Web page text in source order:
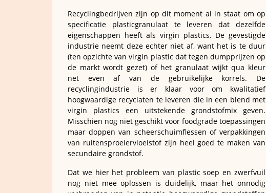
Recyclingbedrijven zijn op dit moment al in staat om op
specificatie plasticgranulaat te leveren dat dezelfde
eigenschappen heeft als virgin plastics. De gevestigde
industrie neemt deze echter niet af, want het is te duur
(ten opzichte van virgin plastic dat tegen dumpprijzen op
de markt wordt gezet) of het granulaat wijkt qua kleur
net even af van de gebruikelijke korrels. De
recyclingindustrie is er klaar voor om kwalitatief
hoogwaardige recyclaten te leveren die in een blend met
virgin plastics een uitstekende grondstofmix geven.
Misschien nog niet geschikt voor foodgrade toepassingen
maar doppen van scheerschuimflessen of verpakkingen
van ruitensproeiervloeistof zijn heel goed te maken van
secundaire grondstof.
Dat we hier het probleem van plastic soep en zwerfvuil
nog niet mee oplossen is duidelijk, maar het onnodig